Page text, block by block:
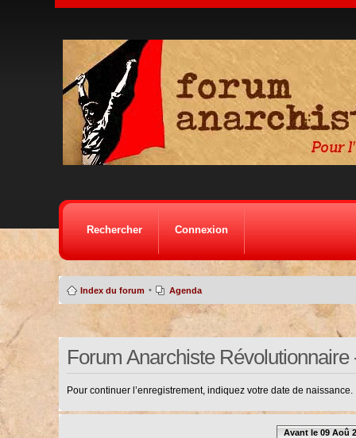
Rechercher Connexion
Index du forum • Agenda
Forum Anarchiste
Pour continuer l’enregistrement, indiquez votre date de naissance.
Avant le 09 Aoû